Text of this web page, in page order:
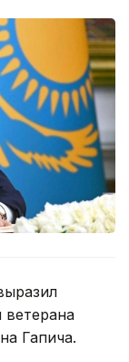
ветерана
Гапича.